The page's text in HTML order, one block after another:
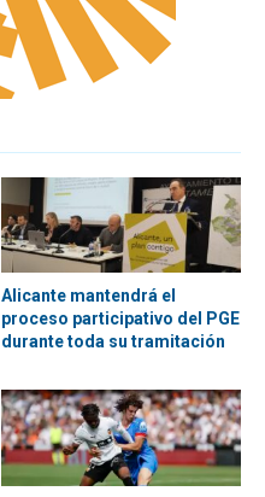
Alicante mantendrá el
proceso participativo del PGE
durante toda su tramitación